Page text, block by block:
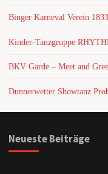
Binger Karneval Verein
Kinder-Tanzgruppe
BKV Garde – Meet and
Dunnerwetter Showtanz
Neueste Beiträge